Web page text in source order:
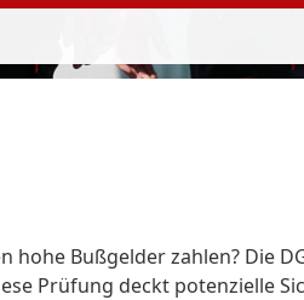
Bußgelder zahlen? Die
Prüfung deckt potenzielle